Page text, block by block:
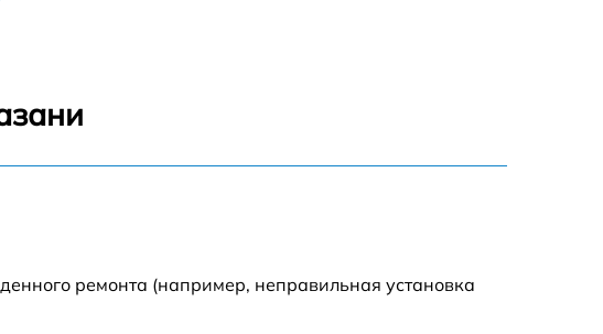
ремонта (например, неправильная установка